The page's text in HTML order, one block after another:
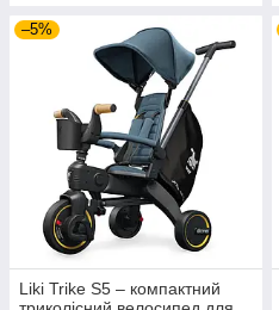
–5%
Liki Trike S5 – компактний